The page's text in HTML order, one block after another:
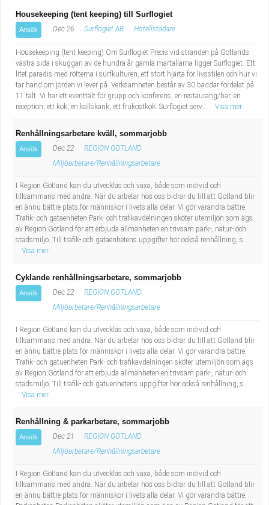
Housekeeping (tent keeping) till Surflogiet
Ansök Dec 26 Surflogiet AB Hotellstädare
Housekeeping (tent keeping) Om Surflogiet Precis vid stranden på Gotlands
västra sida i skuggan av de hundra år gamla martallarna ligger Surflogiet. Ett
litet paradis med rötterna i surfkulturen, ett stort hjärta för livsstilen och hur vi
tar hand om jorden vi lever på. Verksamheten består av 30 bäddar fördelat på
11 tält. Vi har ett eventtält för grupp och konferens, en restaurang/bar, en
reception, ett kök, en kallskänk, ett frukostkök. Surflogiet serv...
Visa mer
Renhållningsarbetare kväll, sommarjobb
Ansök Dec 22
REGION GOTLAND
Miljöarbetare/Renhållningsarbetare
I Region Gotland kan du utvecklas och växa, både som individ och
tillsammans med andra. När du arbetar hos oss bidrar du till att Gotland blir
en ännu bättre plats för människor i livets alla delar. Vi gör varandra bättre.
Trafik- och gataenheten Park- och trafikavdelningen sköter utemiljön som ägs
av Region Gotland för att erbjuda allmänheten en trivsam park-, natur- och
stadsmiljö. Till trafik- och gataenhetens uppgifter hör också renhållning, s...
Visa mer
Cyklande renhållningsarbetare, sommarjobb
Ansök Dec 22
REGION GOTLAND
Miljöarbetare/Renhållningsarbetare
I Region Gotland kan du utvecklas och växa, både som individ och
tillsammans med andra. När du arbetar hos oss bidrar du till att Gotland blir
en ännu bättre plats för människor i livets alla delar. Vi gör varandra bättre.
Trafik- och gatuenheten Park- och trafikavdelningen sköter utemiljön som ägs
av Region Gotland för att erbjuda allmänheten en trivsam park-, natur- och
stadsmiljö. Till trafik- och gatuenhetens uppgifter hör också renhållning, s...
Visa mer
Renhållning & parkarbetare, sommarjobb
Ansök Dec 21
REGION GOTLAND
Miljöarbetare/Renhållningsarbetare
I Region Gotland kan du utvecklas och växa, både som individ och
tillsammans med andra. När du arbetar hos oss bidrar du till att Gotland blir
en ännu bättre plats för människor i livets alla delar. Vi gör varandra bättre.